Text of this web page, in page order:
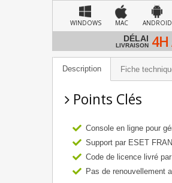
WINDOWS MAC ANDROID
DÉLAI
LIVRAISON 4H
Description Fiche
Points Clés
Console en ligne pour
Support par ESET
Code de licence livré
Pas de renouvellement